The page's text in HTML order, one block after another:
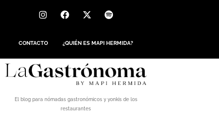
CONTACTO ¿QUIÉN ES MAPI HERMIDA?
El blog para nómadas gastronómicos y yonkis de los
restaurantes